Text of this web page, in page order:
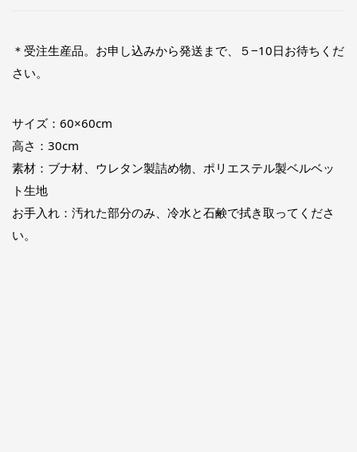
＊受注生産品。お申し込みから発送まで、５−10日お待ちくだ
さい。
サイズ：60×60cm
高さ：30cm
素材：ブナ材、ウレタン製詰め物、ポリエステル製ベルベッ
ト生地
お手入れ：汚れた部分のみ、冷水と石鹸で拭き取ってくださ
い。